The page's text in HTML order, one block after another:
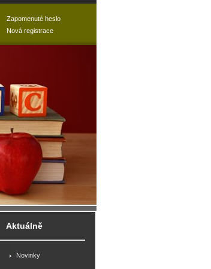
Aktuálně
Novinky
Zapomenuté heslo
Nová registrace